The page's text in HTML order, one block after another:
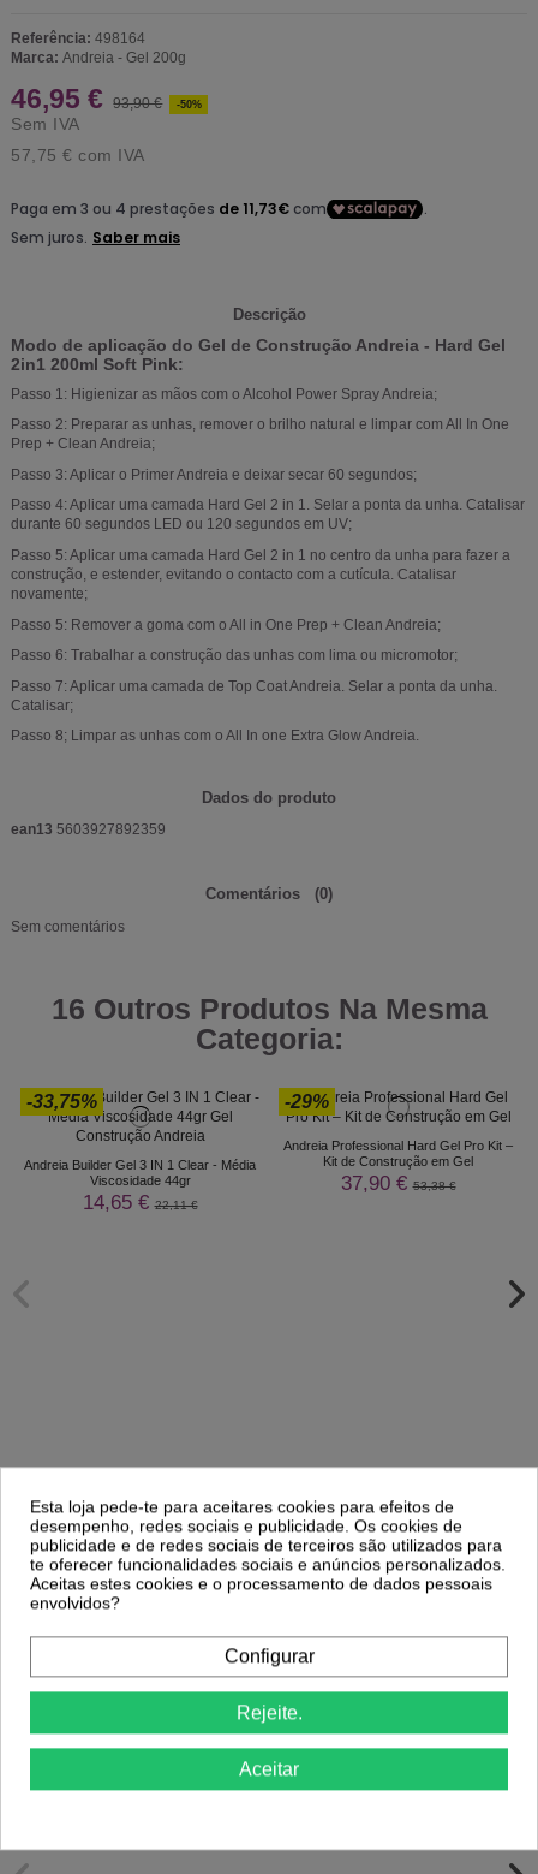
Referência: 498164
Marca: Andreia - Gel 200g
46,95 € 93,90 € -50%
Sem IVA
57,75 € com IVA
Descrição
Modo de aplicação do Gel de Construção Andreia - Hard Gel
2in1 200ml Soft Pink:
Passo 1: Higienizar as mãos com o Alcohol Power Spray Andreia;
Passo 2: Preparar as unhas, remover o brilho natural e limpar com All In One
Prep + Clean Andreia;
Passo 3: Aplicar o Primer Andreia e deixar secar 60 segundos;
Passo 4: Aplicar uma camada Hard Gel 2 in 1. Selar a ponta da unha. Catalisar
durante 60 segundos LED ou 120 segundos em UV;
Passo 5: Aplicar uma camada Hard Gel 2 in 1 no centro da unha para fazer a
construção, e estender, evitando o contacto com a cutícula. Catalisar
novamente;
Passo 5: Remover a goma com o All in One Prep + Clean Andreia;
Passo 6: Trabalhar a construção das unhas com lima ou micromotor;
Passo 7: Aplicar uma camada de Top Coat Andreia. Selar a ponta da unha.
Catalisar;
Passo 8; Limpar as unhas com o All In one Extra Glow Andreia.
Dados do produto
ean13 5603927892359
Comentários (0)
Sem comentários
16 Outros Produtos Na Mesma
Categoria:
-33,75%
Andreia Builder Gel 3 IN 1 Clear - Média
Viscosidade 44gr
14,65 €22,11 €
-29%
Andreia Professional Hard Gel Pro Kit –
Kit de Construção em Gel
37,90 €53,38 €
Clientes Que Compraram Este
Produto Também Compraram:
One Bottle Builder Gel 3 IN 1 Soft White
14ml Andreia
-45,5%
3,98 €7,30 €
Esta loja pede-te para aceitares cookies para efeitos de
desempenho, redes sociais e publicidade. Os cookies de
publicidade e de redes sociais de terceiros são utilizados para
te oferecer funcionalidades sociais e anúncios personalizados.
Aceitas estes cookies e o processamento de dados pessoais
envolvidos?
Configurar
Rejeite.
Aceitar